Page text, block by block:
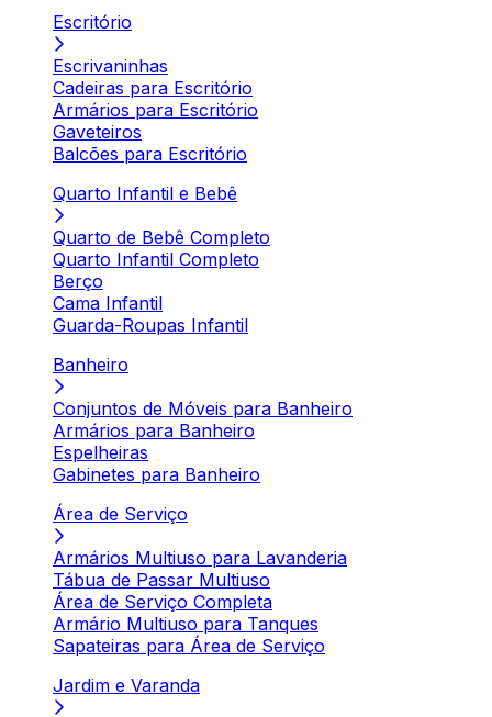
Escritório
Escrivaninhas
Cadeiras para Escritório
Armários para Escritório
Gaveteiros
Balcões para Escritório
Quarto Infantil e Bebê
Quarto de Bebê Completo
Quarto Infantil Completo
Berço
Cama Infantil
Guarda-Roupas Infantil
Banheiro
Conjuntos de Móveis para Banheiro
Armários para Banheiro
Espelheiras
Gabinetes para Banheiro
Área de Serviço
Armários Multiuso para Lavanderia
Tábua de Passar Multiuso
Área de Serviço Completa
Armário Multiuso para Tanques
Sapateiras para Área de Serviço
Jardim e Varanda